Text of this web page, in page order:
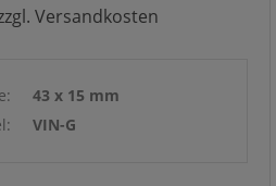
Versandkosten
43 x 15 mm
VIN-G